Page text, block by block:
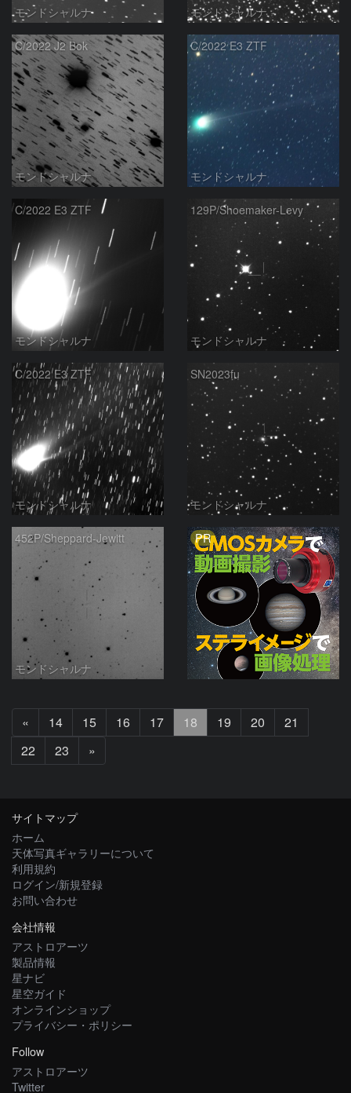
モンドシャルナ モンドシャルナ
C/2022 J2 Bok
モンドシャルナ
C/2022 E3 ZTF
モンドシャルナ
C/2022 E3 ZTF
モンドシャルナ
129P/Shoemaker-Levy
モンドシャルナ
C/2022 E3 ZTF
モンドシャルナ
SN2023fu
モンドシャルナ
452P/Sheppard-Jewitt
モンドシャルナ
PR
«
へ
14 15 16 17 18 19 20
21
22
23 »
へ
サイトマップ
ホーム
天体写真ギャラリーについて
利用規約
ログイン/新規登録
お問い合わせ
会社情報
アストロアーツ
製品情報
星ナビ
星空ガイド
オンラインショップ
プライバシー・ポリシー
Follow
アストロアーツ
Twitter